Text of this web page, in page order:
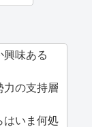
興味ある
力の支持層
はいま何処